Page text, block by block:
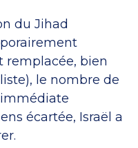
du Jihad
remplacée, bien
le nombre de
écartée, Israël a